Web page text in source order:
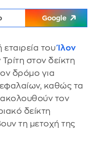
Google
εταιρεία τουΊλον
στον δείκτη
δρόμο για
καθώς τα
τον
δείκτη
τη μετοχή της